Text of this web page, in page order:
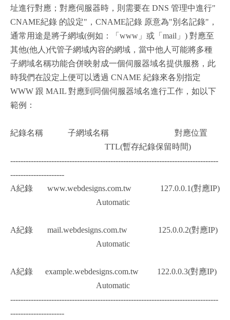
址進行對應；對應伺服器時，則需要在 DNS 管理中進行"
CNAME紀錄 的設定"，CNAME記錄 原意為"別名記錄"，
通常用途是將子網域(例如：「www」或「mail」) 對應至
其他(他人)代管子網域內容的網域，當中他人可能將多種
子網域名稱功能合併映射成一個伺服器域名提供服務，此
時我們在設定上便可以透過 CNAME 紀錄來各別指定
WWW 跟 MAIL 對應到同個伺服器域名進行工作，如以下
範例：
紀錄名稱 子網域名稱 對應位置
TTL(暫存紀錄保留時間)
---------------------------------------------------------------------------------
---------------------
A紀錄 www.webdesigns.com.tw 127.0.0.1(對應IP)
Automatic
A紀錄 mail.webdesigns.com.tw 125.0.0.2(對應IP)
Automatic
A紀錄 example.webdesigns.com.tw 122.0.0.3(對應IP)
Automatic
---------------------------------------------------------------------------------
---------------------